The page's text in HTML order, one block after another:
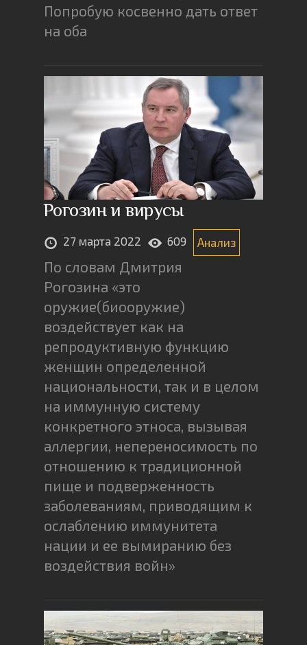
Попробую косвенно дать ответ
на оба
Рогозин и вирусы
27 марта 2022 609 Анализ
По словам Дмитрия
Рогозина «это
оружие(биооружие)
воздействует как на
репродуктивную функцию
женщин определенной
национальности, так и в целом
на иммунную систему
конкретного этноса, вызывая
аллергии, непереносимость по
отношению к традиционной
пище и подверженность
заболеваниям, приводящим к
ослаблению иммунитета
нации и ее вымиранию без
воздействия войн»